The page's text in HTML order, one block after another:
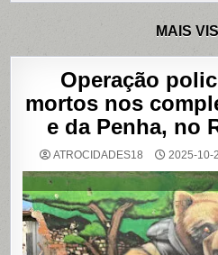
MAIS
Operação
mortos nos
e da Penha, no
ATROCIDADES18 2025-10-